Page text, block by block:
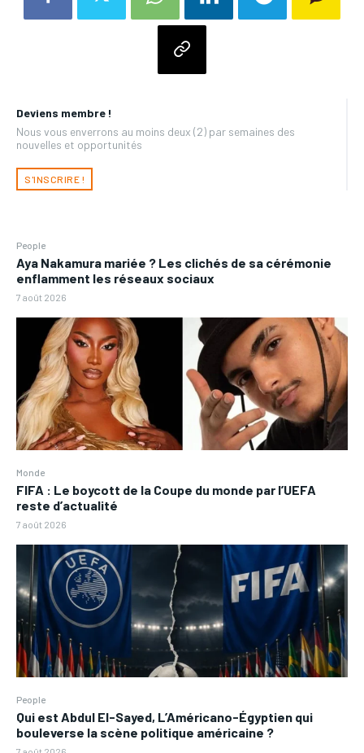
Deviens membre !
Nous vous enverrons au moins deux (2) par semaines des
nouvelles et opportunités
S'INSCRIRE !
People
Aya Nakamura mariée ? Les clichés de sa cérémonie
enflamment les réseaux sociaux
7 août 2026
Monde
FIFA : Le boycott de la Coupe du monde par l’UEFA
reste d’actualité
7 août 2026
People
Qui est Abdul El-Sayed, L’Américano-Égyptien qui
bouleverse la scène politique américaine ?